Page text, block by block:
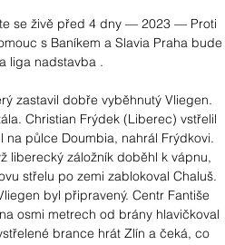
se živě před 4 dny — 2023 — Proti
s Baníkem a Slavia Praha bude
liga nadstavba .
zastavil dobře vyběhnutý Vliegen.
Christian Frýdek (Liberec) vstřelil
půlce Doumbia, nahrál Frýdkovi.
liberecký záložník doběhl k vápnu,
střelu po zemi zablokoval Chaluš.
byl připravený. Centr Fantiše
osmi metrech od brány hlavičkoval
brance hrát Zlín a čeká, co